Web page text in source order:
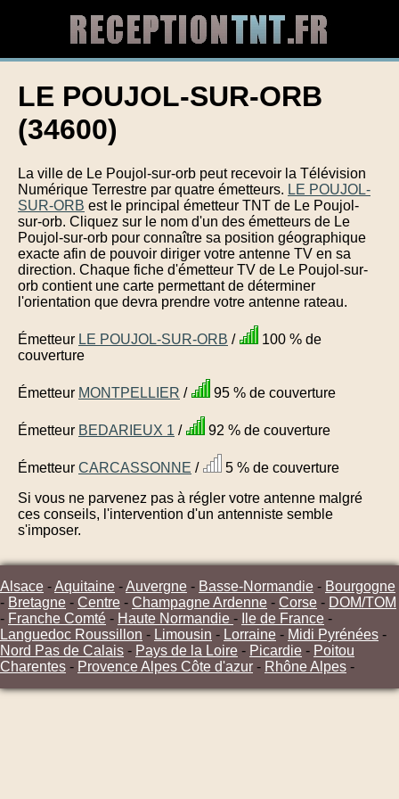
LE POUJOL-SUR-ORB
(34600)
La ville de Le Poujol-sur-orb peut recevoir la Télévision
Numérique Terrestre par quatre émetteurs. LE POUJOL-
SUR-ORB est le principal émetteur TNT de Le Poujol-
sur-orb. Cliquez sur le nom d'un des émetteurs de Le
Poujol-sur-orb pour connaître sa position géographique
exacte afin de pouvoir diriger votre antenne TV en sa
direction. Chaque fiche d'émetteur TV de Le Poujol-sur-
orb contient une carte permettant de déterminer
l'orientation que devra prendre votre antenne rateau.
Émetteur LE POUJOL-SUR-ORB /
100 % de
couverture
Émetteur MONTPELLIER / 95 % de couverture
Émetteur BEDARIEUX 1 / 92 % de couverture
Émetteur CARCASSONNE /
5 % de couverture
Si vous ne parvenez pas à régler votre antenne malgré
ces conseils, l'intervention d'un antenniste semble
s'imposer.
Alsace -Aquitaine -Auvergne - Basse-Normandie - Bourgogne
- Bretagne - Centre - Champagne Ardenne - Corse - DOM/TOM
- Franche Comté - Haute Normandie - Ile de France -
Languedoc Roussillon - Limousin - Lorraine - Midi Pyrénées -
Nord Pas de Calais - Pays de la Loire - Picardie - Poitou
Charentes - Provence Alpes Côte d'azur - Rhône Alpes -